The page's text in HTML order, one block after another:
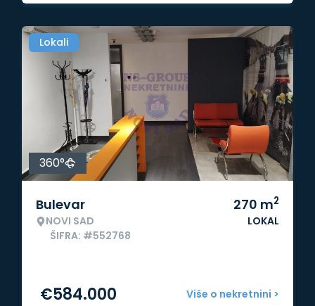
Lokali
360°
Bulevar
NOVI SAD
ŠIFRA: #552768
270 m2
LOKAL
Više o nekretnini >
€584.000